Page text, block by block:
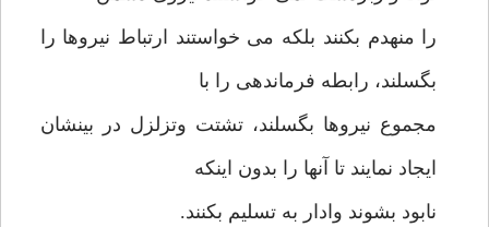
را منهدم بکنند بلکه می خواستند ارتباط نیروها را
بگسلند، رابطه فرماندهی را با
مجموع نیروها بگسلند، تشتت وتزلزل در بینشان
ایجاد نمایند تا آنها را بدون اینکه
نابود بشوند وادار به تسلیم بکنند.